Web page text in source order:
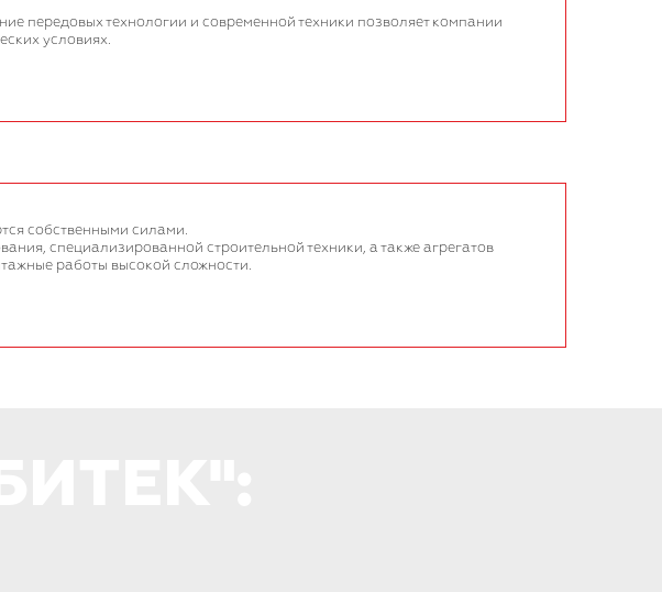
передовых технологии и современной техники позволяет компании
условиях.
собственными силами.
специализированной строительной техники, а также агрегатов
работы высокой сложности.